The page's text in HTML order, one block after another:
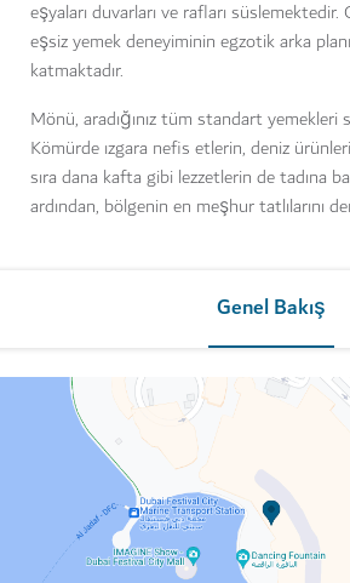
eşyaları duvarları ve rafları
eşsiz yemek deneyiminin egzotik arka
katmaktadır.
Mönü, aradığınız tüm standart yemekleri
Kömürde ızgara nefis etlerin, deniz
sıra dana kafta gibi lezzetlerin de tadına
ardından, bölgenin en meşhur tatlılarını
Genel Bakış